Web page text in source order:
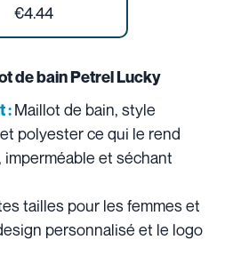
€4.44
de bain Petrel Lucky
:Maillot de bain, style
polyester ce qui le rend
et séchant
tailles pour les femmes et
personnalisé et le logo